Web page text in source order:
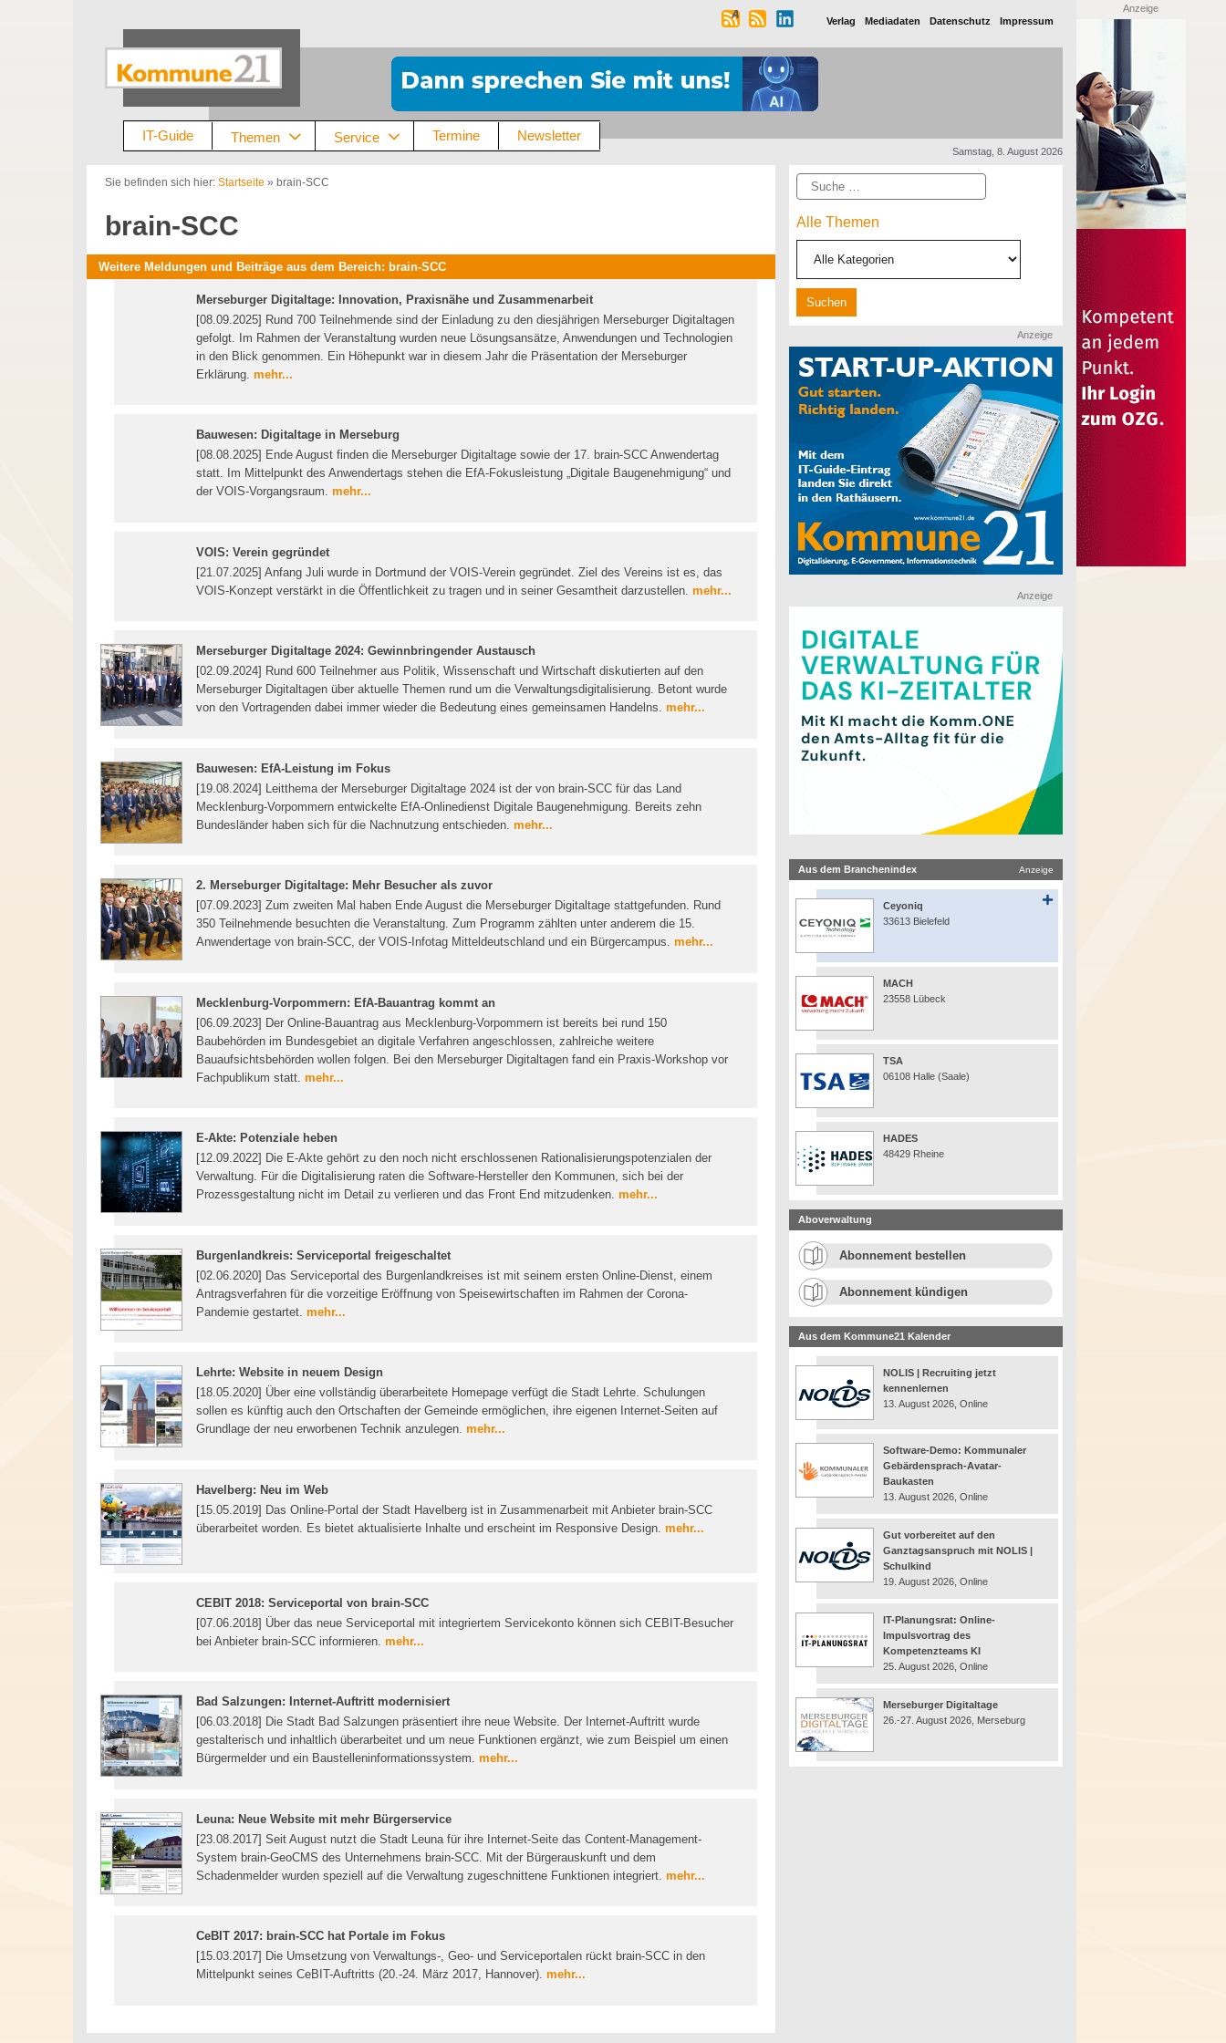
Verlag Mediadaten Datenschutz Impressum
IT-Guide Themen Service Termine Newsletter
Samstag, 8. August 2026
Sie befinden sich hier: Startseite » brain-SCC
brain-SCC
Weitere Meldungen und Beiträge aus dem Bereich: brain-SCC
Merseburger Digitaltage: Innovation, Praxisnähe und Zusammenarbeit
[08.09.2025] Rund 700 Teilnehmende sind der Einladung zu den diesjährigen Merseburger Digitaltagen
gefolgt. Im Rahmen der Veranstaltung wurden neue Lösungsansätze, Anwendungen und Technologien
in den Blick genommen. Ein Höhepunkt war in diesem Jahr die Präsentation der Merseburger
Erklärung. mehr...
Bauwesen: Digitaltage in Merseburg
[08.08.2025] Ende August finden die Merseburger Digitaltage sowie der 17. brain-SCC Anwendertag
statt. Im Mittelpunkt des Anwendertags stehen die EfA-Fokusleistung „Digitale Baugenehmigung“ und
der VOIS-Vorgangsraum. mehr...
VOIS: Verein gegründet
[21.07.2025] Anfang Juli wurde in Dortmund der VOIS-Verein gegründet. Ziel des Vereins ist es, das
VOIS-Konzept verstärkt in die Öffentlichkeit zu tragen und in seiner Gesamtheit darzustellen. mehr...
Merseburger Digitaltage 2024: Gewinnbringender Austausch
[02.09.2024] Rund 600 Teilnehmer aus Politik, Wissenschaft und Wirtschaft diskutierten auf den
Merseburger Digitaltagen über aktuelle Themen rund um die Verwaltungsdigitalisierung. Betont wurde
von den Vortragenden dabei immer wieder die Bedeutung eines gemeinsamen Handelns. mehr...
Bauwesen: EfA-Leistung im Fokus
[19.08.2024] Leitthema der Merseburger Digitaltage 2024 ist der von brain-SCC für das Land
Mecklenburg-Vorpommern entwickelte EfA-Onlinedienst Digitale Baugenehmigung. Bereits zehn
Bundesländer haben sich für die Nachnutzung entschieden. mehr...
2. Merseburger Digitaltage: Mehr Besucher als zuvor
[07.09.2023] Zum zweiten Mal haben Ende August die Merseburger Digitaltage stattgefunden. Rund
350 Teilnehmende besuchten die Veranstaltung. Zum Programm zählten unter anderem die 15.
Anwendertage von brain-SCC, der VOIS-Infotag Mitteldeutschland und ein Bürgercampus. mehr...
Mecklenburg-Vorpommern: EfA-Bauantrag kommt an
[06.09.2023] Der Online-Bauantrag aus Mecklenburg-Vorpommern ist bereits bei rund 150
Baubehörden im Bundesgebiet an digitale Verfahren angeschlossen, zahlreiche weitere
Bauaufsichtsbehörden wollen folgen. Bei den Merseburger Digitaltagen fand ein Praxis-Workshop vor
Fachpublikum statt. mehr...
E-Akte: Potenziale heben
[12.09.2022] Die E-Akte gehört zu den noch nicht erschlossenen Rationalisierungspotenzialen der
Verwaltung. Für die Digitalisierung raten die Software-Hersteller den Kommunen, sich bei der
Prozessgestaltung nicht im Detail zu verlieren und das Front End mitzudenken. mehr...
Burgenlandkreis: Serviceportal freigeschaltet
[02.06.2020] Das Serviceportal des Burgenlandkreises ist mit seinem ersten Online-Dienst, einem
Antragsverfahren für die vorzeitige Eröffnung von Speisewirtschaften im Rahmen der Corona-
Pandemie gestartet. mehr...
Lehrte: Website in neuem Design
[18.05.2020] Über eine vollständig überarbeitete Homepage verfügt die Stadt Lehrte. Schulungen
sollen es künftig auch den Ortschaften der Gemeinde ermöglichen, ihre eigenen Internet-Seiten auf
Grundlage der neu erworbenen Technik anzulegen. mehr...
Havelberg: Neu im Web
[15.05.2019] Das Online-Portal der Stadt Havelberg ist in Zusammenarbeit mit Anbieter brain-SCC
überarbeitet worden. Es bietet aktualisierte Inhalte und erscheint im Responsive Design. mehr...
CEBIT 2018: Serviceportal von brain-SCC
[07.06.2018] Über das neue Serviceportal mit integriertem Servicekonto können sich CEBIT-Besucher
bei Anbieter brain-SCC informieren. mehr...
Bad Salzungen: Internet-Auftritt modernisiert
[06.03.2018] Die Stadt Bad Salzungen präsentiert ihre neue Website. Der Internet-Auftritt wurde
gestalterisch und inhaltlich überarbeitet und um neue Funktionen ergänzt, wie zum Beispiel um einen
Bürgermelder und ein Baustelleninformationssystem. mehr...
Leuna: Neue Website mit mehr Bürgerservice
[23.08.2017] Seit August nutzt die Stadt Leuna für ihre Internet-Seite das Content-Management-
System brain-GeoCMS des Unternehmens brain-SCC. Mit der Bürgerauskunft und dem
Schadenmelder wurden speziell auf die Verwaltung zugeschnittene Funktionen integriert. mehr...
CeBIT 2017: brain-SCC hat Portale im Fokus
[15.03.2017] Die Umsetzung von Verwaltungs-, Geo- und Serviceportalen rückt brain-SCC in den
Mittelpunkt seines CeBIT-Auftritts (20.-24. März 2017, Hannover). mehr...
Suche
Alle Themen
Anzeige
Anzeige
Aus dem Branchenindex Anzeige
Ceyoniq
33613 Bielefeld
MACH
23558 Lübeck
TSA
06108 Halle (Saale)
HADES
48429 Rheine
Aboverwaltung
Abonnement bestellen
Abonnement kündigen
Aus dem Kommune21 Kalender
NOLIS | Recruiting jetzt
kennenlernen
13. August 2026, Online
Software-Demo: Kommunaler
Gebärdensprach-Avatar-
Baukasten
13. August 2026, Online
Gut vorbereitet auf den
Ganztagsanspruch mit NOLIS |
Schulkind
19. August 2026, Online
IT-Planungsrat: Online-
Impulsvortrag des
Kompetenzteams KI
25. August 2026, Online
Merseburger Digitaltage
26.-27. August 2026, Merseburg
Anzeige